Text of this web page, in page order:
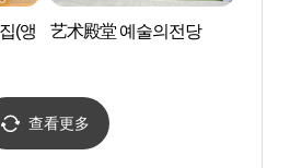
(앵
艺术殿堂 예술의전당
查看更多